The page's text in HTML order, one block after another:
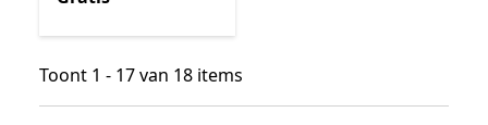
Toont 1 - 17 van 18 items
Toont 1 - 17 van 18 items